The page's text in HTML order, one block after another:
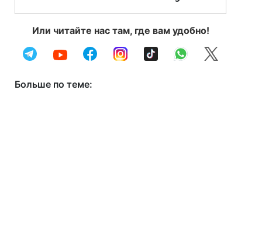
Или читайте нас там, где вам удобно!
Больше по теме: